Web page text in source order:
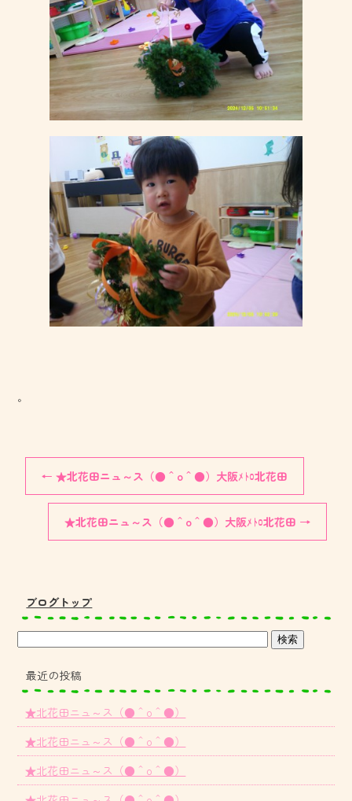
。
← ★北花田ニュ～ス（●＾o＾●）大阪ﾒﾄﾛ北花田
★北花田ニュ～ス（●＾o＾●）大阪ﾒﾄﾛ北花田 →
ブログトップ
最近の投稿
★北花田ニュ～ス（●＾o＾●）
★北花田ニュ～ス（●＾o＾●）
★北花田ニュ～ス（●＾o＾●）